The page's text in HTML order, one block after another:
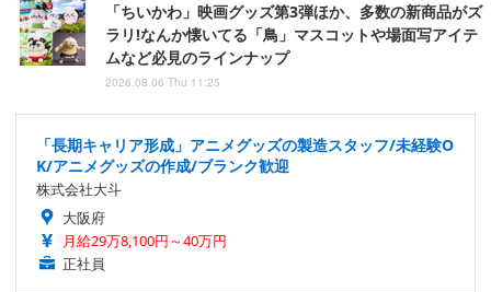
「ちいかわ」映画グッズ第3弾ほか、多数の新商品がズ
ラリ!なんか懐いてる「鳥」マスコットや場面写アイテ
ムなど必見のラインナップ
2026.08.06 Thu 11:25
「長期キャリア形成」アニメグッズの製造スタッフ/未経験O
K/アニメグッズの作成/ブランク歓迎
株式会社大斗
大阪府
月給29万8,100円～40万円
正社員